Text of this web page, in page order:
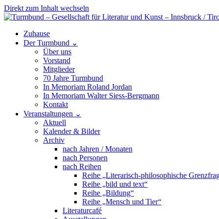
Direkt zum Inhalt wechseln
Hauptnavigation
Zuhause
Der Turmbund ⌄
Über uns
Vorstand
Mitglieder
70 Jahre Turmbund
In Memoriam Roland Jordan
In Memoriam Walter Siess-Bergmann
Kontakt
Veranstaltungen ⌄
Aktuell
Kalender & Bilder
Archiv
nach Jahren / Monaten
nach Personen
nach Reihen
Reihe „Literarisch-philosophische
Reihe „bild und text“
Reihe „Bildung“
Reihe „Mensch und Tier“
Literaturcafé